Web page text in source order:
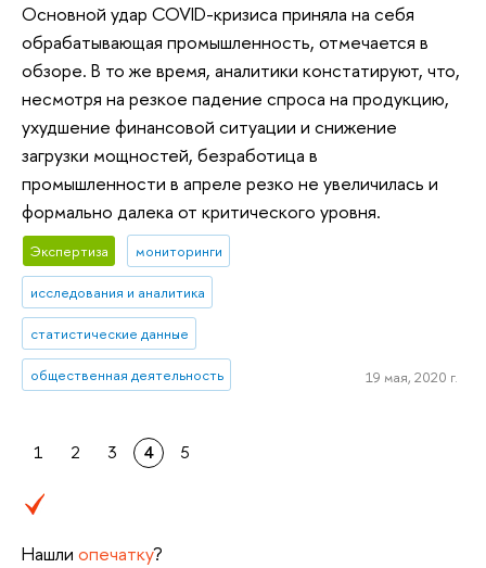
Основной удар COVID-кризиса приняла на себя
обрабатывающая промышленность, отмечается в
обзоре. В то же время, аналитики констатируют, что,
несмотря на резкое падение спроса на продукцию,
ухудшение финансовой ситуации и снижение
загрузки мощностей, безработица в
промышленности в апреле резко не увеличилась и
формально далека от критического уровня.
Экспертиза мониторинги
исследования и аналитика
статистические данные
общественная деятельность 19 мая, 2020 г.
1 2 3 4 5
Нашли опечатку?